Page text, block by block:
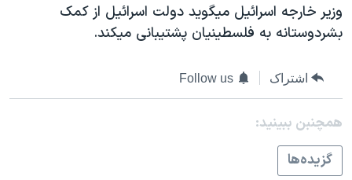
وزير خارجه اسرائيل ميگويد دولت اسرائيل از کمک
بشردوستانه به فلسطينيان پشتيبانی ميکند.
اشتراک Follow us
همچنبن ببینید:
گزيده‌ها